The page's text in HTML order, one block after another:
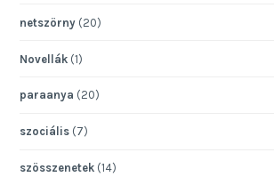
netszörny (20)
Novellák (1)
paraanya (20)
szociális (7)
szösszenetek (14)